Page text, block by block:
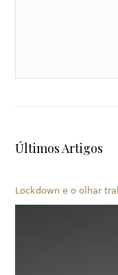
Últimos Artigos
Lockdown e o olhar